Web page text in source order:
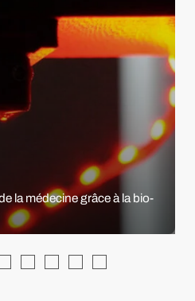
la médecine grâce à la bio-